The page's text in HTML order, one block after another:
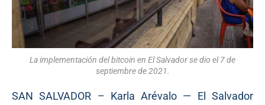
La implementación del bitcoin en El Salvador se dio el 7 de
septiembre de 2021.
SAN SALVADOR – Karla Arévalo — El Salvador